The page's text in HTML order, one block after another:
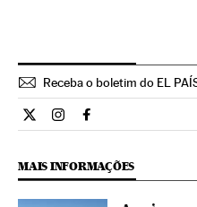
Receba o boletim do EL
Internacional El País Brasil
Internacional El País
Internacional El
MAIS INFORMAÇÕES